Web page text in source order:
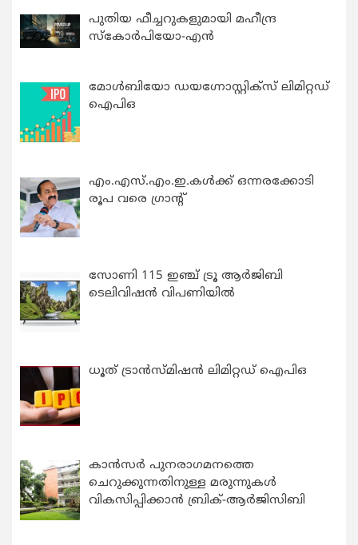
പുതിയ ഫീച്ചറുകളുമായി മഹീന്ദ്ര
സ്കോർപിയോ-എൻ
മോൾബിയോ ഡയഗ്നോസ്റ്റിക്സ് ലിമിറ്റഡ്
ഐപിഒ
എം.എസ്.എം.ഇ.കൾക്ക് ഒന്നരക്കോടി
രൂപ വരെ ഗ്രാന്റ്
സോണി 115 ഇഞ്ച് ട്രൂ ആർജിബി
ടെലിവിഷൻ വിപണിയിൽ
ധൂത് ട്രാൻസ്മിഷൻ ലിമിറ്റഡ് ഐപിഒ
കാന്‍സര്‍ പുനരാഗമനത്തെ
ചെറുക്കുന്നതിനുള്ള മരുന്നുകള്‍
വികസിപ്പിക്കാന്‍ ബ്രിക്-ആര്‍ജിസിബി